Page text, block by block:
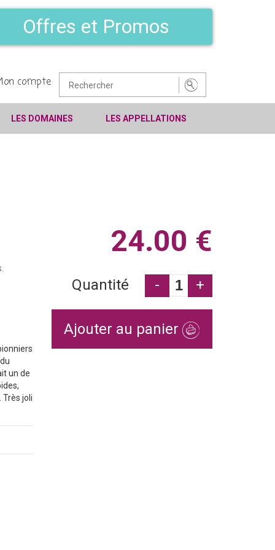
Offres et Promos
compte
LES DOMAINES LES APPELLATIONS
un de
Très joli
24.00 €
Quantité - +
Ajouter au panier